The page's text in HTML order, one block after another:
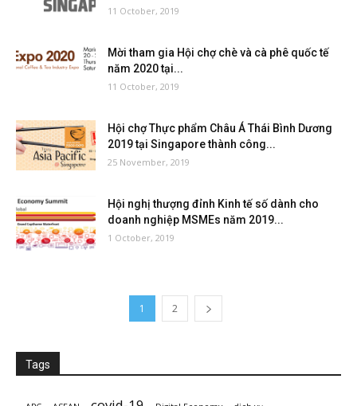
11 October, 2019
Mời tham gia Hội chợ chè và cà phê quốc tế
năm 2020 tại...
11 October, 2019
Hội chợ Thực phẩm Châu Á Thái Bình Dương
2019 tại Singapore thành công...
25 November, 2019
Hội nghị thượng đỉnh Kinh tế số dành cho
doanh nghiệp MSMEs năm 2019...
1 October, 2019
1 2
Tags